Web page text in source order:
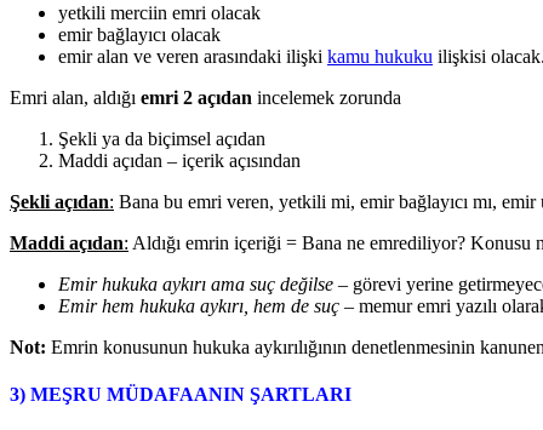
yetkili merciin emri olacak
emir bağlayıcı olacak
emir alan ve veren arasındaki ilişki kamu hukuku ilişkisi olacak.
Emri alan, aldığı emri 2 açıdan incelemek zorunda
Şekli ya da biçimsel açıdan
Maddi açıdan – içerik açısından
Şekli açıdan: Bana bu emri veren, yetkili mi, emir bağlayıcı mı,
Maddi açıdan: Aldığı emrin içeriği = Bana ne emrediliyor? Konusu
Emir hukuka aykırı ama suç değilse – görevi yerine
Emir hem hukuka aykırı, hem de suç – memur emri yazılı
Not: Emrin konusunun hukuka aykırılığının denetlenmesinin
3) MEŞRU MÜDAFAANIN ŞARTLARI